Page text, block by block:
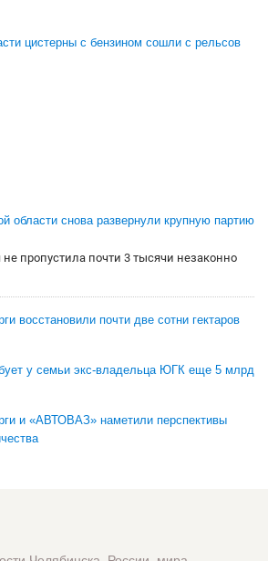
цистерны с бензином сошли с рельсов
области снова развернули крупную партию
пропустила почти 3 тысячи незаконно
восстановили почти две сотни гектаров
у семьи экс-владельца ЮГК еще 5 млрд
и «АВТОВАЗ» наметили перспективы